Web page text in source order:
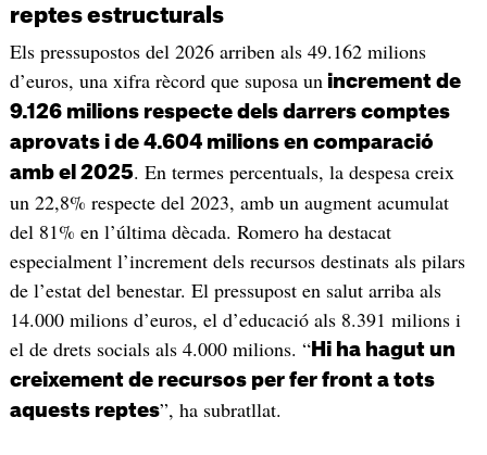
reptes estructurals
Els pressupostos del 2026 arriben als 49.162 milions
d’euros, una xifra rècord que suposa un increment de
9.126 milions respecte dels darrers comptes
aprovats i de 4.604 milions en comparació
amb el 2025. En termes percentuals, la despesa creix
un 22,8% respecte del 2023, amb un augment acumulat
del 81% en l’última dècada. Romero ha destacat
especialment l’increment dels recursos destinats als pilars
de l’estat del benestar. El pressupost en salut arriba als
14.000 milions d’euros, el d’educació als 8.391 milions i
el de drets socials als 4.000 milions. “Hi ha hagut un
creixement de recursos per fer front a tots
aquests reptes”, ha subratllat.